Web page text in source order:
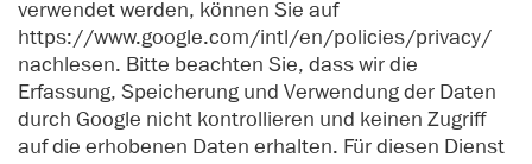
verwendet werden, können Sie auf
https://www.google.com/intl/en/policies/privacy/
nachlesen. Bitte beachten Sie, dass wir die
Erfassung, Speicherung und Verwendung der Daten
durch Google nicht kontrollieren und keinen Zugriff
auf die erhobenen Daten erhalten. Für diesen Dienst